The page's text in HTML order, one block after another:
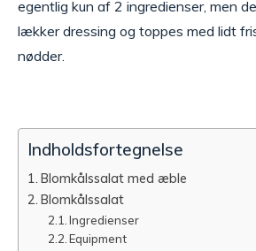
egentlig kun af 2 ingredienser, men
lækker dressing og toppes med lidt
nødder.
Indholdsfortegnelse
Blomkålssalat med æble
Blomkålssalat
Ingredienser
Equipment